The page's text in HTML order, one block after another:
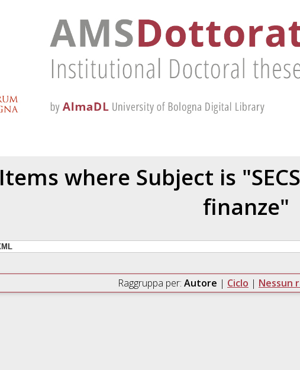
Items where Subject is
finanze"
Raggruppa per: Autore | Ciclo | Nessun